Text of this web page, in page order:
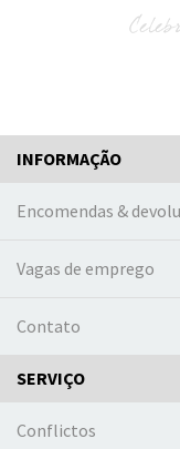
INFORMAÇÃO
Encomendas &
Vagas de emprego
Contato
SERVIÇO
Conflictos